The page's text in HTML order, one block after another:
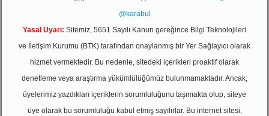
@karabul
Yasal Uyarı: Sitemiz, 5651 Sayılı Kanun gereğince Bilgi Teknolojileri
ve İletişim Kurumu (BTK) tarafından onaylanmış bir Yer Sağlayıcı olarak
hizmet vermektedir. Bu nedenle, sitedeki içerikleri proaktif olarak
denetleme veya araştırma yükümlülüğümüz bulunmamaktadır. Ancak,
üyelerimiz yazdıkları içeriklerin sorumluluğunu taşımakta olup, siteye
üye olarak bu sorumluluğu kabul etmiş sayılırlar. Bu internet sitesi,